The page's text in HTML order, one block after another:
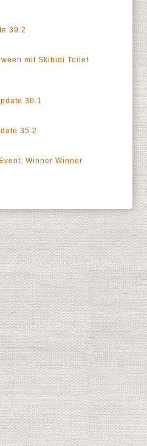
39.2
mit Skibidi Toilet
36.1
35.2
Winner Winner